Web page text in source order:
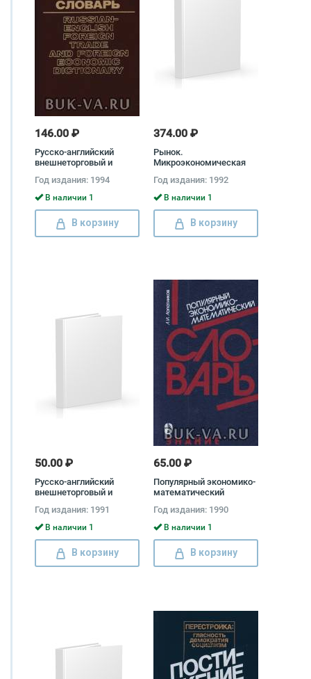
146.00 ₽
Русско-английский
внешнеторговый и
словарь / Russian-English
Foreign Trade and F
Год издания: 1994
В наличии 1
В корзину
374.00 ₽
Рынок.
Микроэкономическая
Линдсей, Эдвин Дж.
Долан
Год издания: 1992
В наличии 1
В корзину
50.00 ₽
Русско-английский
внешнеторговый и
словарь
Год издания: 1991
В наличии 1
В корзину
65.00 ₽
Популярный экономико-
математический
Лопатников
Год издания: 1990
В наличии 1
В корзину